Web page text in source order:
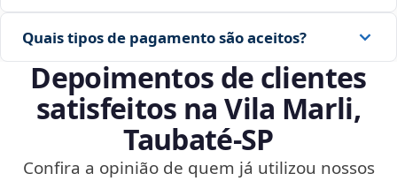
Quais tipos de pagamento são aceitos?
Depoimentos de clientes
satisfeitos na Vila Marli,
Taubaté‑SP
Confira a opinião de quem já utilizou nossos